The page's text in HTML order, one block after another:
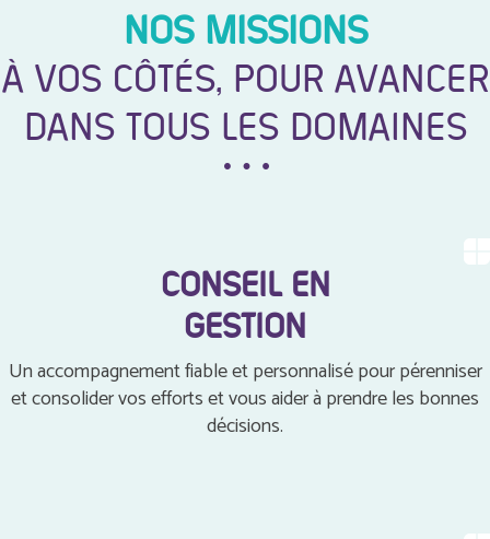
NOS MISSIONS
À VOS CÔTÉS, POUR AVANCER
DANS TOUS LES DOMAINES
CONSEIL EN
GESTION
Un accompagnement fiable et personnalisé pour pérenniser
et consolider vos efforts et vous aider à prendre les bonnes
décisions.